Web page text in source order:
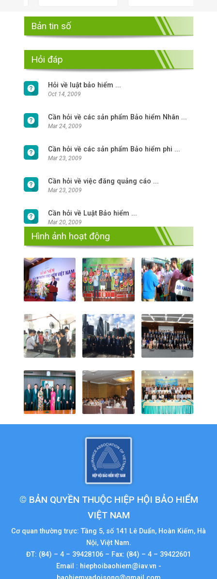
Bản tin số
Hỏi đáp
Hỏi về luật bảo hiểm ...
Oct 14, 2009
Cần hỏi về các sản phẩm Bảo hiểm Nhân ...
Mar 24, 2009
Cần hỏi về các sản phẩm Bảo hiểm phi ...
Mar 23, 2009
Cần hỏi về việc đăng quảng cáo ...
Mar 23, 2009
Cần hỏi về Luật Bảo hiểm ...
Mar 20, 2009
Hình ảnh hoạt động
© BẢN QUYỀN THUỘC HIỆP HỘI BẢO HIỂM
VIỆT NAM
Cơ quan thường trực: Tầng 5, số 141 Lê Duẩn, Hoàn Kiếm, Hà
Nội, Việt Nam.
ĐT: (84) – 4 – 39428106 – Fax: (84) – 4 – 39422601
Email : hiephoibaohiem@iav.vn -